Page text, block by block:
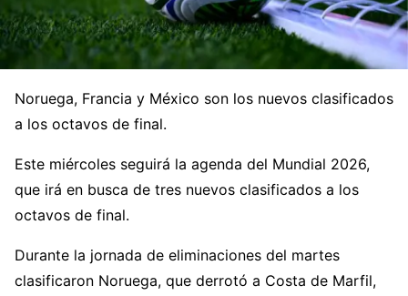
Noruega, Francia y México son los nuevos clasificados
a los octavos de final.
Este miércoles seguirá la agenda del Mundial 2026,
que irá en busca de tres nuevos clasificados a los
octavos de final.
Durante la jornada de eliminaciones del martes
clasificaron Noruega, que derrotó a Costa de Marfil,